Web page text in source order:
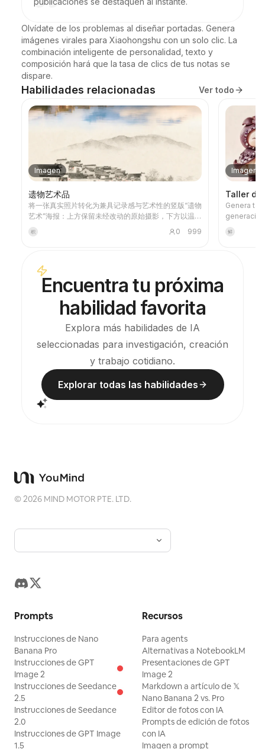
Olvídate de los problemas al diseñar portadas. Genera
imágenes virales para Xiaohongshu con un solo clic. La
combinación inteligente de personalidad, texto y
composición hará que la tasa de clics de tus notas se
dispare.
Habilidades relacionadas Ver todo
Imagen
遗物艺术品
将一张真实照片转化为兼具记录感与艺术性的竖版“遗物
艺术”海报：上方保留未经改动的原始摄影，下方以温暖
纸张或克制的光影空间，压缩出一枚源自照片的记忆性
图形。它不是普通插画或装饰海报，而是用少量墨色块
体即使在缩略图中也保持辨识度。画面整体强调安静、
克制和现代版画般的质感，色彩从原图提取，以深蓝、
墨黑、灰绿、石色或低饱和暖色为主，并在合适时加入
一处微小的暖色标记。标题通常保持极小、诗意而像展
签，不喧宾夺主。 适合制作极简艺术海报、摄影遗物系
列、建筑与城市影像海报、抽象编辑摄影、画廊感照片
封面，以及适用于抖音等移动端传播的视觉系列。最终
作品会保留原照片的真实内容，同时在下方建立一个具
情绪和可延展的视觉身份。
积 0 999
Imagen
Taller de
Genera
鲜
Encuentra tu próxima
habilidad favorita
Explora más habilidades de IA
seleccionadas para investigación, creación
y trabajo cotidiano.
Explorar todas las habilidades
©2026 MIND MOTOR PTE. LTD.
Prompts
Instrucciones de Nano
Banana Pro
Instrucciones de GPT
Image 2
Instrucciones de Seedance
2.5
Instrucciones de Seedance
2.0
Instrucciones de GPT Image
1.5
Recursos
Para agents
Alternativas a NotebookLM
Presentaciones de GPT
Image 2
Markdown a artículo de 𝕏
Nano Banana 2 vs. Pro
Editor de fotos con IA
Prompts de edición de fotos
con IA
Imagen a prompt